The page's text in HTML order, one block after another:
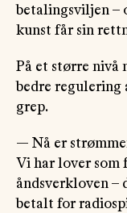
betalingsviljen –
kunst får sin
På et større nivå
bedre regulering
grep.
— Nå er
Vi har lover som
åndsverkloven –
betalt for